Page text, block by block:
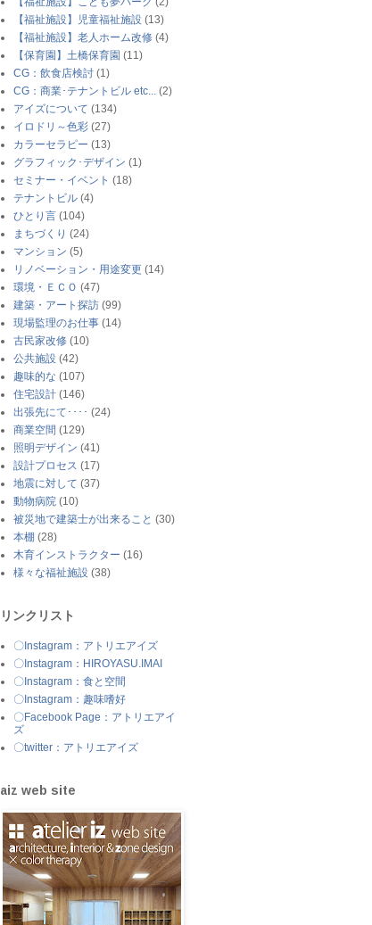
【福祉施設】児童福祉施設 (13)
【福祉施設】老人ホーム改修 (4)
【保育園】土橋保育園 (11)
CG：飲食店検討 (1)
CG：商業･テナントビル etc... (2)
アイズについて (134)
イロドリ～色彩 (27)
カラーセラピー (13)
グラフィック･デザイン (1)
セミナー・イベント (18)
テナントビル (4)
ひとり言 (104)
まちづくり (24)
マンション (5)
リノベーション・用途変更 (14)
環境・ＥＣＯ (47)
建築・アート探訪 (99)
現場監理のお仕事 (14)
古民家改修 (10)
公共施設 (42)
趣味的な (107)
住宅設計 (146)
出張先にて････ (24)
商業空間 (129)
照明デザイン (41)
設計プロセス (17)
地震に対して (37)
動物病院 (10)
被災地で建築士が出来ること (30)
本棚 (28)
木育インストラクター (16)
様々な福祉施設 (38)
リンクリスト
〇Instagram：アトリエアイズ
〇Instagram：HIROYASU.IMAI
〇Instagram：食と空間
〇Instagram：趣味嗜好
〇Facebook Page：アトリエアイ
ズ
〇twitter：アトリエアイズ
aiz web site